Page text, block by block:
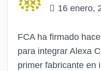
16 enero,
FCA ha firmado
para integrar Alexa
primer fabricante en